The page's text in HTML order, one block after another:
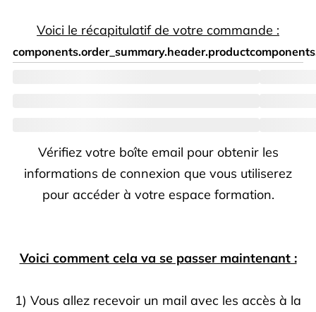
Voici le récapitulatif de votre commande :
components.order_summary.header.product
Vérifiez votre boîte email pour obtenir les
informations de connexion que vous utiliserez
pour accéder à votre espace formation.
Voici comment cela va se passer maintenant :
1) Vous allez recevoir un mail avec les accès à la